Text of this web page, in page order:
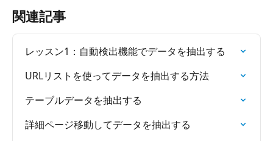
関連記事
レッスン1：自動検出機能でデータを抽出する
URLリストを使ってデータを抽出する方法
テーブルデータを抽出する
詳細ページ移動してデータを抽出する